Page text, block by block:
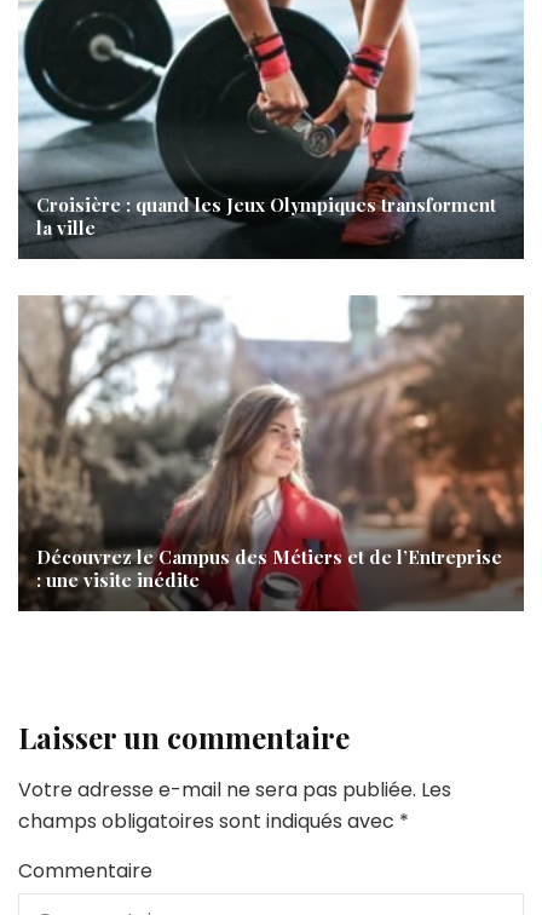
Croisière : quand les Jeux Olympiques transforment
la ville
Découvrez le Campus des Métiers et de l’Entreprise
: une visite inédite
Laisser un commentaire
Votre adresse e-mail ne sera pas publiée. Les
champs obligatoires sont indiqués avec *
Commentaire